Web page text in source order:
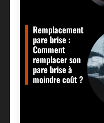
Remplacement
pare brise :
Comment
remplacer son
pare brise à
moindre coût ?